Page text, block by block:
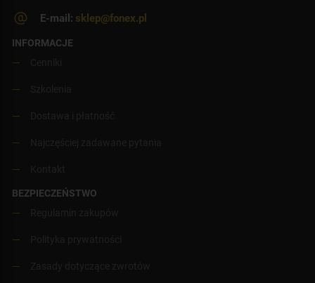
E-mail: sklep@fonex.pl
INFORMACJE
BEZPIECZEŃSTWO